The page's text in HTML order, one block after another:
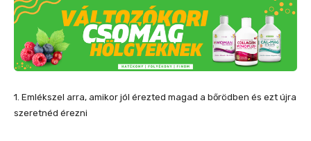
1. Emlékszel arra, amikor jól érezted magad a bőrödben és ezt újra
szeretnéd érezni